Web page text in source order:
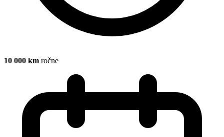
10 000 km ročne